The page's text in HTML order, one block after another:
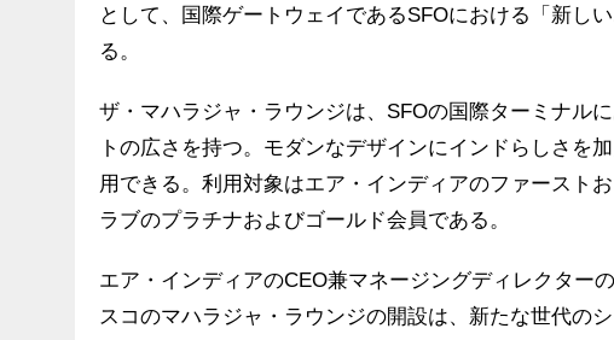
として、国際ゲートウェイであるSFOにおける「新し
る。
ザ・マハラジャ・ラウンジは、SFOの国際ターミナル
トの広さを持つ。モダンなデザインにインドらしさを
用できる。利用対象はエア・インディアのファースト
ラブのプラチナおよびゴールド会員である。
エア・インディアのCEO兼マネージングディレクター
スコのマハラジャ・ラウンジの開設は、新たな世代の